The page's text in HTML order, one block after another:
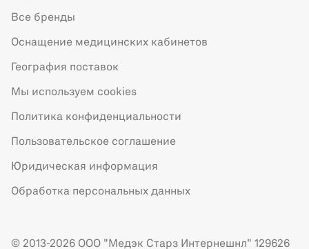
Все бренды
Оснащение медицинских кабинетов
География поставок
Мы используем cookies
Политика конфиденциальности
Пользовательское соглашение
Юридическая информация
Обработка персональных данных
© 2013-2026 ООО "Медэк Старз Интернешнл" 129626